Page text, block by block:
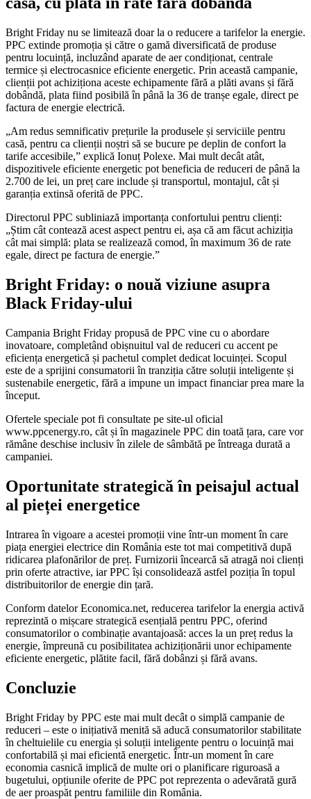
Bright Friday nu se limitează doar la o reducere a tarifelor la energie.
PPC extinde promoția și către o gamă diversificată de produse
pentru locuință, incluzând aparate de aer condiționat, centrale
termice și electrocasnice eficiente energetic. Prin această campanie,
clienții pot achiziționa aceste echipamente fără a plăti avans și fără
dobândă, plata fiind posibilă în până la 36 de tranșe egale, direct pe
factura de energie electrică.
„Am redus semnificativ prețurile la produsele și serviciile pentru
casă, pentru ca clienții noștri să se bucure pe deplin de confort la
tarife accesibile,” explică Ionuț Polexe. Mai mult decât atât,
dispozitivele eficiente energetic pot beneficia de reduceri de până la
2.700 de lei, un preț care include și transportul, montajul, cât și
garanția extinsă oferită de PPC.
Directorul PPC subliniază importanța confortului pentru clienți:
„Știm cât contează acest aspect pentru ei, așa că am făcut achiziția
cât mai simplă: plata se realizează comod, în maximum 36 de rate
egale, direct pe factura de energie.”
Bright Friday: o nouă viziune asupra
Black Friday-ului
Campania Bright Friday propusă de PPC vine cu o abordare
inovatoare, completând obișnuitul val de reduceri cu accent pe
eficiența energetică și pachetul complet dedicat locuinței. Scopul
este de a sprijini consumatorii în tranziția către soluții inteligente și
sustenabile energetic, fără a impune un impact financiar prea mare la
început.
Ofertele speciale pot fi consultate pe site-ul oficial
www.ppcenergy.ro, cât și în magazinele PPC din toată țara, care vor
rămâne deschise inclusiv în zilele de sâmbătă pe întreaga durată a
campaniei.
Oportunitate strategică în peisajul actual
al pieței energetice
Intrarea în vigoare a acestei promoții vine într-un moment în care
piața energiei electrice din România este tot mai competitivă după
ridicarea plafonărilor de preț. Furnizorii încearcă să atragă noi clienți
prin oferte atractive, iar PPC își consolidează astfel poziția în topul
distribuitorilor de energie din țară.
Conform datelor Economica.net, reducerea tarifelor la energia activă
reprezintă o mișcare strategică esențială pentru PPC, oferind
consumatorilor o combinație avantajoasă: acces la un preț redus la
energie, împreună cu posibilitatea achiziționării unor echipamente
eficiente energetic, plătite facil, fără dobânzi și fără avans.
Concluzie
Bright Friday by PPC este mai mult decât o simplă campanie de
reduceri – este o inițiativă menită să aducă consumatorilor stabilitate
în cheltuielile cu energia și soluții inteligente pentru o locuință mai
confortabilă și mai eficientă energetic. Într-un moment în care
economia casnică implică de multe ori o planificare riguroasă a
bugetului, opțiunile oferite de PPC pot reprezenta o adevărată gură
de aer proaspăt pentru familiile din România.